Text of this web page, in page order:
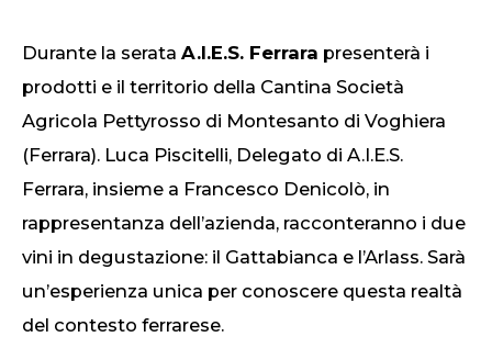
Durante la serata A.I.E.S. Ferrara presenterà i
prodotti e il territorio della Cantina Società
Agricola Pettyrosso di Montesanto di Voghiera
(Ferrara). Luca Piscitelli, Delegato di A.I.E.S.
Ferrara, insieme a Francesco Denicolò, in
rappresentanza dell’azienda, racconteranno i due
vini in degustazione: il Gattabianca e l’Arlass. Sarà
un’esperienza unica per conoscere questa realtà
del contesto ferrarese.